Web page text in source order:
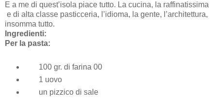
E a me di quest’isola piace tutto. La cucina, la raffinatissima
e di alta classe pasticceria, l’idioma, la gente, l’architettura,
insomma tutto.
Ingredienti:
Per la pasta:
100 gr. di farina 00
1 uovo
un pizzico di sale